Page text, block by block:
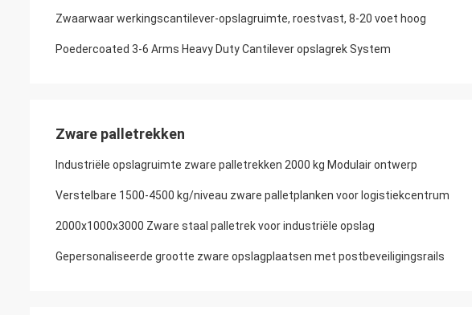
Zwaarwaar werkingscantilever-opslagruimte, roestvast, 8-20 voet hoog
Poedercoated 3-6 Arms Heavy Duty Cantilever opslagrek System
Zware palletrekken
Industriële opslagruimte zware palletrekken 2000 kg Modulair ontwerp
Verstelbare 1500-4500 kg/niveau zware palletplanken voor logistiekcentrum
2000x1000x3000 Zware staal palletrek voor industriële opslag
Gepersonaliseerde grootte zware opslagplaatsen met postbeveiligingsrails